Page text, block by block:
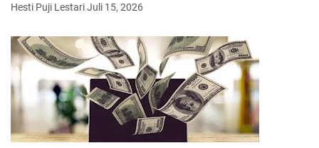
Hesti Puji LestariJuli 15, 2026